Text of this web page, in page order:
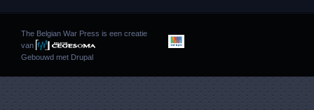
The Belgian War Press is een creatie
van
Gebouwd met Drupal